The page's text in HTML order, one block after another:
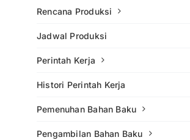
Rencana Produksi
Jadwal Produksi
Perintah Kerja
Histori Perintah Kerja
Pemenuhan Bahan Baku
Pengambilan Bahan Baku